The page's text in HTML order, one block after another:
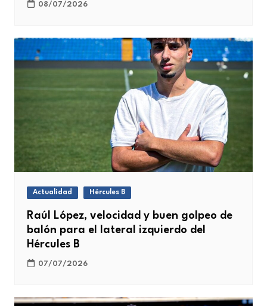
08/07/2026
Actualidad Hércules B
Raúl López, velocidad y buen golpeo de
balón para el lateral izquierdo del
Hércules B
07/07/2026